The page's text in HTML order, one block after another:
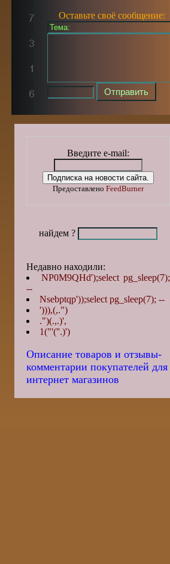
Оставьте своё сообщение:
Введите e-mail:
Предоставлено FeedBurner
найдем ?
Недавно находили:
NP0M9QHd');select pg_sleep(7);
--
Nsebptqp'));select pg_sleep(7); --
'))),(,.")
.")(.,.)',
1("'(''.)')
Описание товаров и отзывы-
комментарии покупателей для
интернет магазинов